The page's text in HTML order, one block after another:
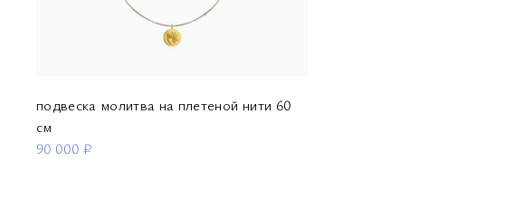
подвеска молитва на плетеной нити 60
см
90 000 ₽